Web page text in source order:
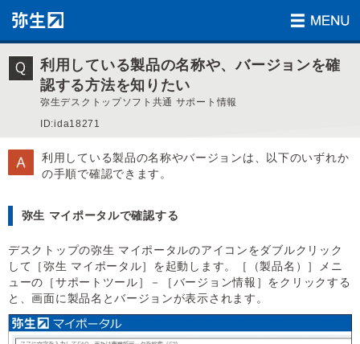
利用している製品の名称や、バージョンを確
認する方法を知りたい
弥生デスクトップソフト共通 サポート情報
ID:ida18271
利用している製品の名称やバージョンは、以下のいずれか
の手順で確認できます。
弥生 マイポータルで確認する
デスクトップの弥生 マイポータルのアイコンをダブルクリック
して［弥生 マイポータル］を起動します。［（製品名）］メニ
ューの［サポートツール］－［バージョン情報］をクリックする
と、画面に製品名とバージョンが表示されます。